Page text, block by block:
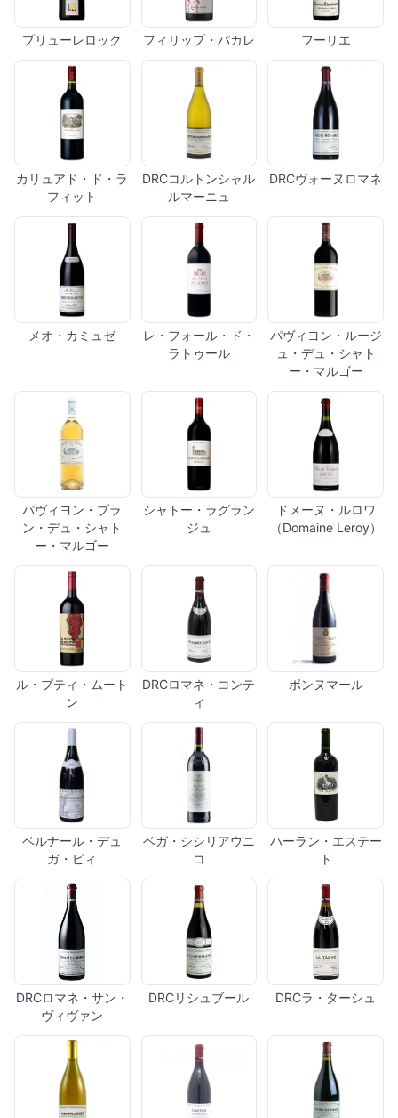
プリューレロック フィリップ・パカレ フーリエ
カリュアド・ド・ラ
フィット
DRCコルトンシャル
ルマーニュ
DRCヴォーヌロマネ
メオ・カミュゼ
レ・フォール・ド・
ラトゥール
パヴィヨン・ルージ
ュ・デュ・シャト
ー・マルゴー
パヴィヨン・ブラ
ン・デュ・シャト
ー・マルゴー
シャトー・ラグラン
ジュ
ドメーヌ・ルロワ
（Domaine Leroy）
ル・プティ・ムート
ン
DRCロマネ・コンテ
ィ
ボンヌマール
ベルナール・デュ
ガ・ピィ
ベガ・シシリアウニ
コ
ハーラン・エステー
ト
DRCロマネ・サン・
ヴィヴァン
DRCリシュブール DRCラ・ターシュ